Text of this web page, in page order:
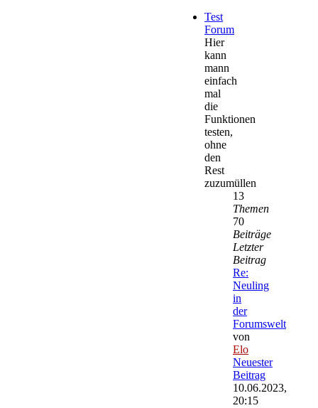
Test
Forum
Hier
kann
mann
einfach
mal
die
Funktionen
testen,
ohne
den
Rest
zuzumüllen
13
Themen
70
Beiträge
Letzter
Beitrag
Re:
Neuling
in
der
Forumswelt
von
Elo
Neuester
Beitrag
10.06.2023,
20:15